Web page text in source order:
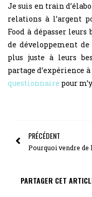
Je suis en train
relations à l’argent
Food à dépasser
de développement
plus juste à leurs
partage d’expérience
questionnaire pour
PRÉCÉDENT
PARTAGER CET